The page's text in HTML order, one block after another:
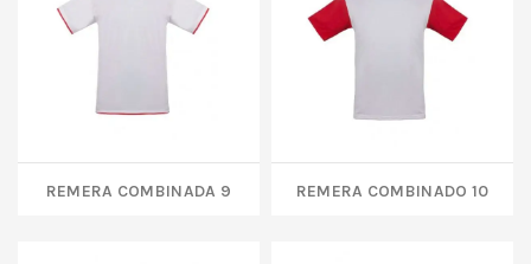
REMERA COMBINADA 9 REMERA COMBINADO 10